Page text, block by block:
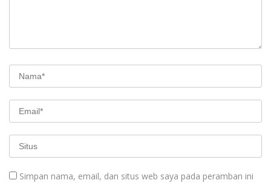
Simpan nama, email, dan situs web saya pada peramban ini